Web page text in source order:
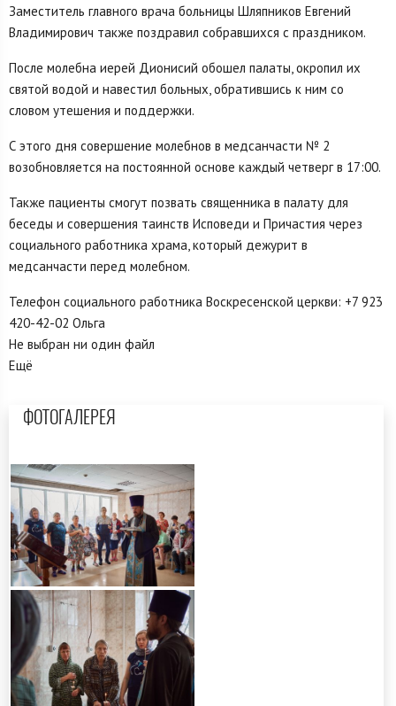
Заместитель главного врача больницы Шляпников Евгений
Владимирович также поздравил собравшихся с праздником.
После молебна иерей Дионисий обошел палаты, окропил их
святой водой и навестил больных, обратившись к ним со
словом утешения и поддержки.
С этого дня совершение молебнов в медсанчасти № 2
возобновляется на постоянной основе каждый четверг в 17:00.
Также пациенты смогут позвать священника в палату для
беседы и совершения таинств Исповеди и Причастия через
социального работника храма, который дежурит в
медсанчасти перед молебном.
Телефон социального работника Воскресенской церкви: +7 923
420-42-02 Ольга
Не выбран ни один файл
Ещё
ФОТОГАЛЕРЕЯ